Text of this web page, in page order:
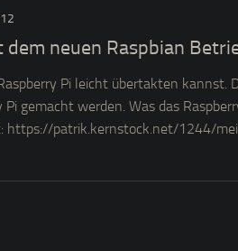
neuen Raspbian
Pi leicht übertakten kannst.
gemacht werden. Was das
https://patrik.kernstock.net/1244/